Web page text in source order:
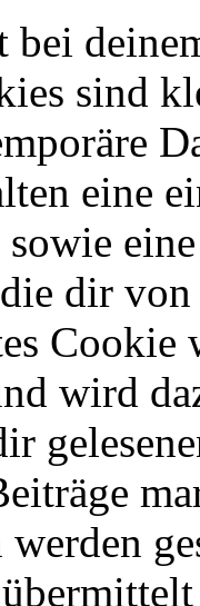
sind
eine
dir
Cookie
wird
werden